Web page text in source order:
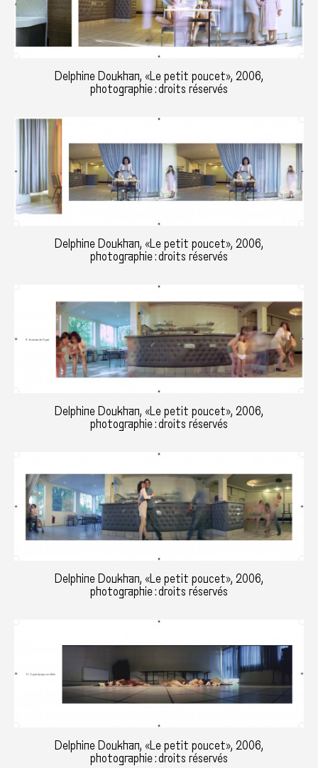
Delphine Doukhan, «Le petit poucet», 2006,
photographie : droits réservés
Delphine Doukhan, «Le petit poucet», 2006,
photographie : droits réservés
Delphine Doukhan, «Le petit poucet», 2006,
photographie : droits réservés
Delphine Doukhan, «Le petit poucet», 2006,
photographie : droits réservés
Delphine Doukhan, «Le petit poucet», 2006,
photographie : droits réservés